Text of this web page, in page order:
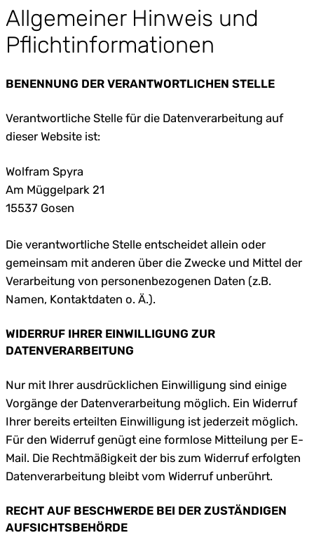
Allgemeiner Hinweis und
Pflichtinformationen
BENENNUNG DER VERANTWORTLICHEN STELLE
Verantwortliche Stelle für die Datenverarbeitung auf
dieser Website ist:
Wolfram Spyra
Am Müggelpark 21
15537 Gosen
Die verantwortliche Stelle entscheidet allein oder
gemeinsam mit anderen über die Zwecke und Mittel der
Verarbeitung von personenbezogenen Daten (z.B.
Namen, Kontaktdaten o. Ä.).
WIDERRUF IHRER EINWILLIGUNG ZUR
DATENVERARBEITUNG
Nur mit Ihrer ausdrücklichen Einwilligung sind einige
Vorgänge der Datenverarbeitung möglich. Ein Widerruf
Ihrer bereits erteilten Einwilligung ist jederzeit möglich.
Für den Widerruf genügt eine formlose Mitteilung per E-
Mail. Die Rechtmäßigkeit der bis zum Widerruf erfolgten
Datenverarbeitung bleibt vom Widerruf unberührt.
RECHT AUF BESCHWERDE BEI DER ZUSTÄNDIGEN
AUFSICHTSBEHÖRDE